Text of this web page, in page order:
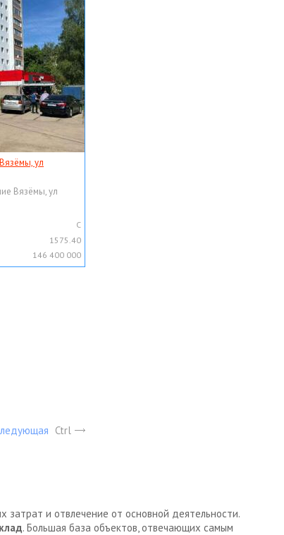
ул
Вязёмы, ул
C
1575.40
146 400 000
Ctrl
затрат и отвлечение от основной деятельности.
. Большая база объектов, отвечающих самым